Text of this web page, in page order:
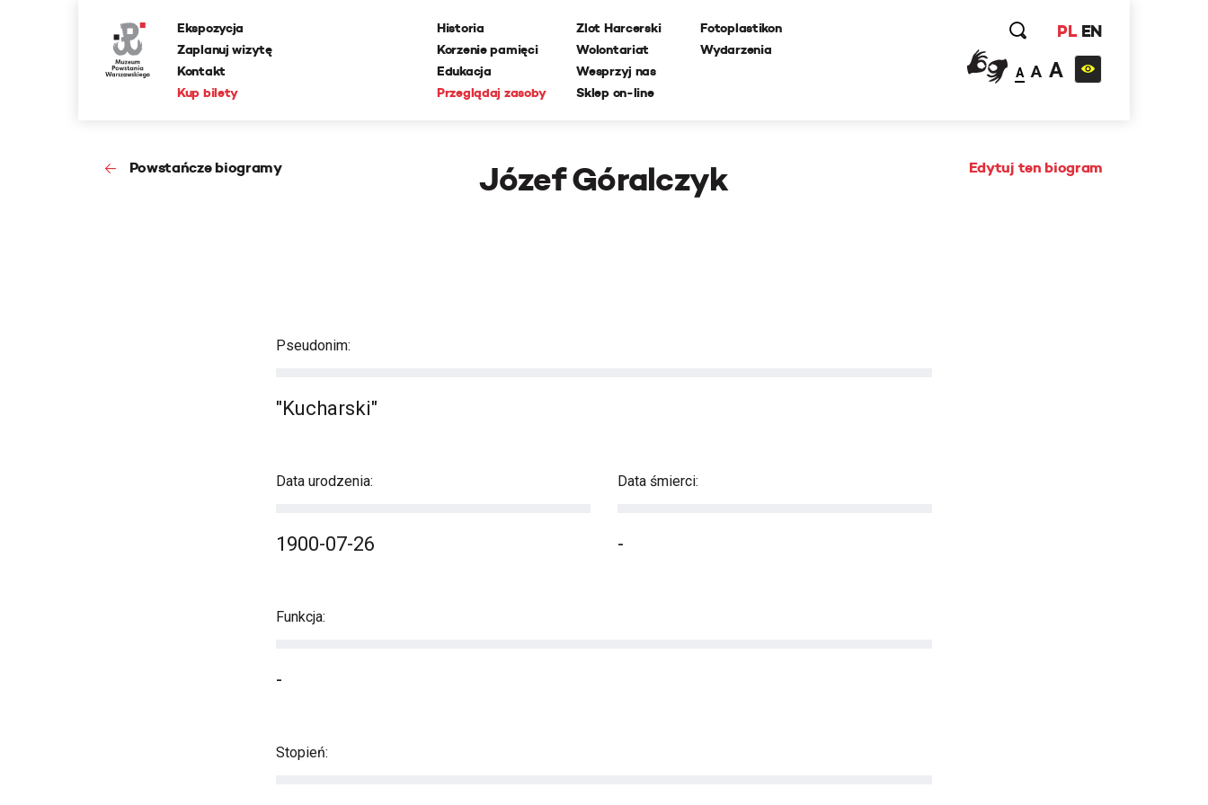
Ekspozycja
Zaplanuj wizytę
Kontakt
Kup bilety
Historia
Korzenie pamięci
Edukacja
Przeglądaj zasoby
Zlot Harcerski
Wolontariat
Wesprzyj nas
Sklep on-line
Fotoplastikon
Wydarzenia
PL EN
A A A
Powstańcze biogramy Edytuj ten biogram
Józef Góralczyk
Pseudonim:
"Kucharski"
Data urodzenia:
1900-07-26
Data śmierci:
-
Funkcja:
-
Stopień: